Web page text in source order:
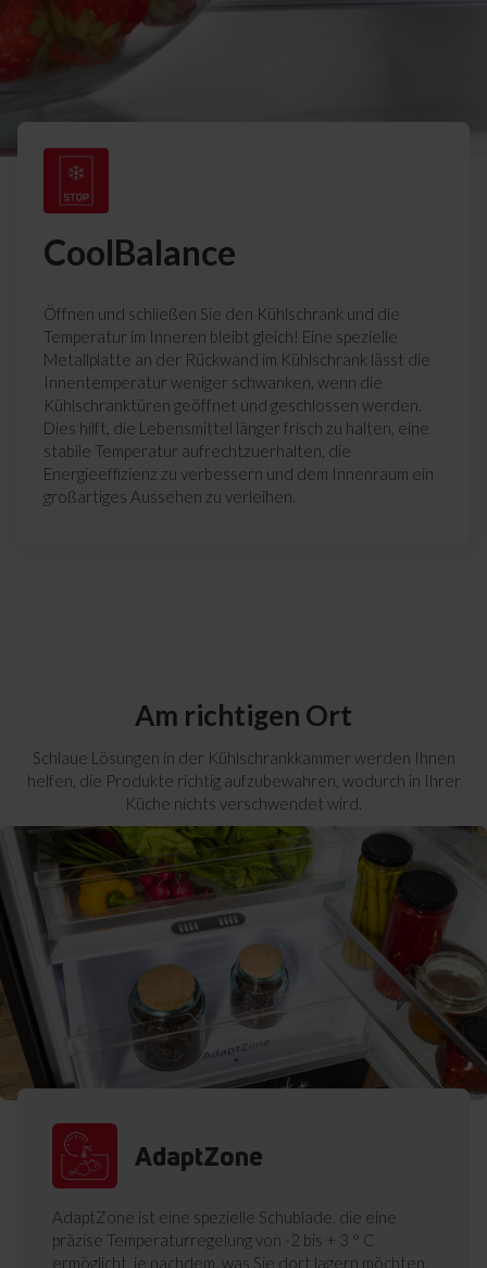
CoolBalance
Öffnen und schließen Sie den Kühlschrank und die
Temperatur im Inneren bleibt gleich! Eine spezielle
Metallplatte an der Rückwand im Kühlschrank lässt die
Innentemperatur weniger schwanken, wenn die
Kühlschranktüren geöffnet und geschlossen werden.
Dies hilft, die Lebensmittel länger frisch zu halten, eine
stabile Temperatur aufrechtzuerhalten, die
Energieeffizienz zu verbessern und dem Innenraum ein
großartiges Aussehen zu verleihen.
Am richtigen Ort
Schlaue Lösungen in der Kühlschrankkammer werden Ihnen
helfen, die Produkte richtig aufzubewahren, wodurch in Ihrer
Küche nichts verschwendet wird.
AdaptZone
AdaptZone ist eine spezielle Schublade, die eine
präzise Temperaturregelung von -2 bis + 3 ° C
ermöglicht, je nachdem, was Sie dort lagern möchten.